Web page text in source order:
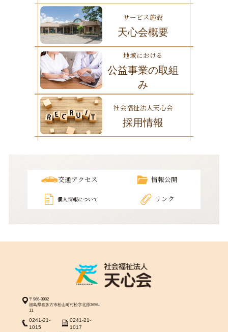
サービス施設
天心会概要
地域における
公益事業の取組
み
社会福祉法人天心会
採用情報
交通アクセス 情報公開
個人情報について リンク
〒966-0902
福島県喜多方市松山町村松字北原3656-
11
0241-21-
1015
0241-21-
1017